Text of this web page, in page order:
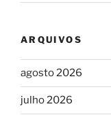
ARQUIVOS
agosto 2026
julho 2026